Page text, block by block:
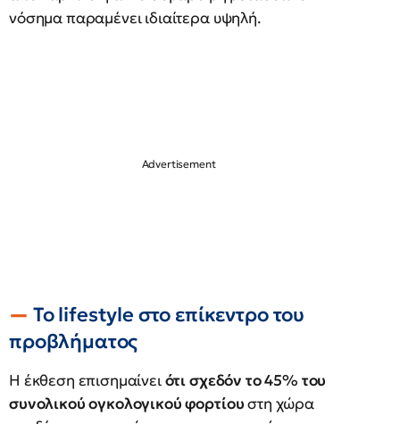
νόσημα παραμένει ιδιαίτερα υψηλή.
Το lifestyle στο επίκεντρο του
προβλήματος
Η έκθεση επισημαίνειότι σχεδόν το 45% του
συνολικού ογκολογικού φορτίουστη χώρα